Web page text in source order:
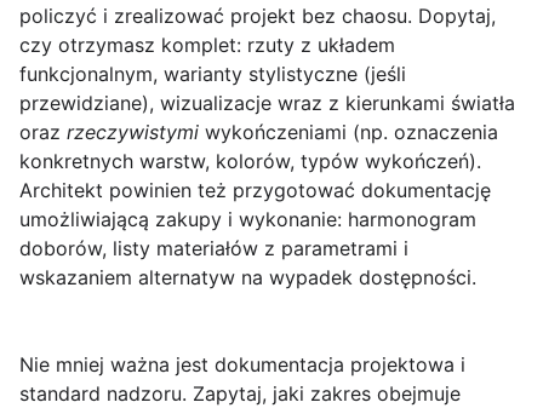
policzyć i zrealizować projekt bez chaosu. Dopytaj,
czy otrzymasz komplet: rzuty z układem
funkcjonalnym, warianty stylistyczne (jeśli
przewidziane), wizualizacje wraz z kierunkami światła
oraz rzeczywistymi wykończeniami (np. oznaczenia
konkretnych warstw, kolorów, typów wykończeń).
Architekt powinien też przygotować dokumentację
umożliwiającą zakupy i wykonanie: harmonogram
doborów, listy materiałów z parametrami i
wskazaniem alternatyw na wypadek dostępności.
Nie mniej ważna jest dokumentacja projektowa i
standard nadzoru. Zapytaj, jaki zakres obejmuje